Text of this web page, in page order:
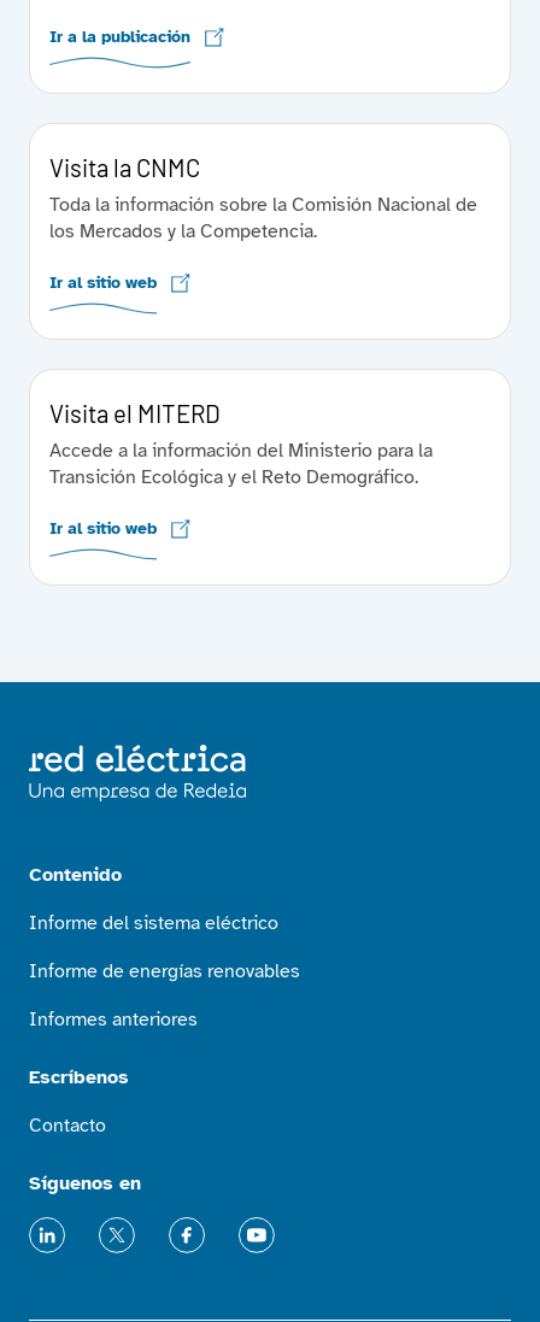
Ir a la publicación
Visita la CNMC
Toda la información sobre la Comisión Nacional de
los Mercados y la Competencia.
Ir al sitio web
Visita el MITERD
Accede a la información del Ministerio para la
Transición Ecológica y el Reto Demográfico.
Ir al sitio web
Contenido
Informe del sistema eléctrico
Informe de energías renovables
Informes anteriores
Escríbenos
Contacto
Síguenos en
LinkedInX FacebookYoutube